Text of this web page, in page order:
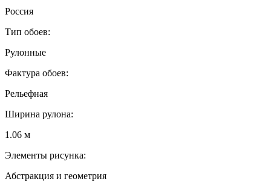
Россия
Тип обоев:
Рулонные
Фактура обоев:
Рельефная
Ширина рулона:
1.06 м
Элементы рисунка:
Абстракция и геометрия